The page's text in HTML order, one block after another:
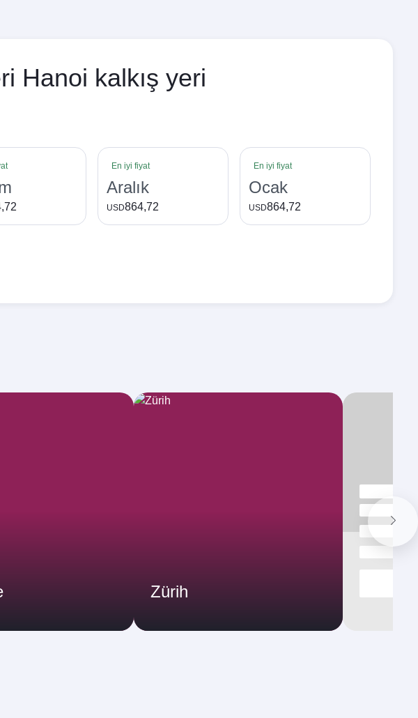
Hanoi kalkış yeri
En iyi fiyat
Aralık
USD864,72
En iyi fiyat
Ocak
USD864,72
Zürih